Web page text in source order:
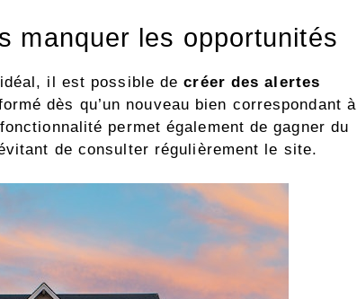
manquer les opportunités
il est possible decréer des alertes
dès qu’un nouveau bien correspondant à
permet également de gagner du
de consulter régulièrement le site.